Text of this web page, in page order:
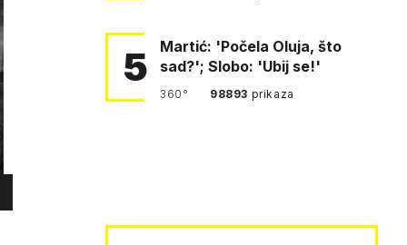
5
Martić: 'Počela Oluja, što
sad?'; Slobo: 'Ubij se!'
360° 98893 prikaza